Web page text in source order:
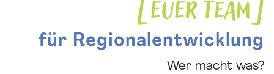
EUER TEAM
für Regionalentwicklung
Wer macht was?